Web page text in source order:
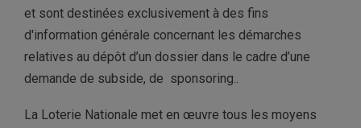
et sont destinées exclusivement à des fins
d'information générale concernant les démarches
relatives au dépôt d’un dossier dans le cadre d’une
demande de subside, de sponsoring..
La Loterie Nationale met en œuvre tous les moyens